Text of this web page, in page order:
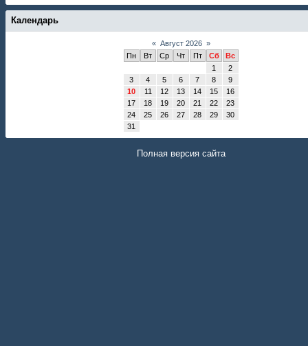
Календарь
« Август 2026 »
Пн
Вт Ср Чт Пт Сб
Вс
1
2
3
4 5 6 7 8
9
10
11 12 13 14 15
16
17
18 19 20 21 22
23
24
25 26 27 28 29
30
31
Полная версия сайта